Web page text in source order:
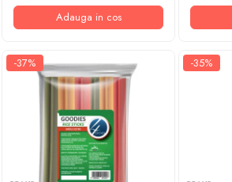
Adauga in cos
-37% -35%